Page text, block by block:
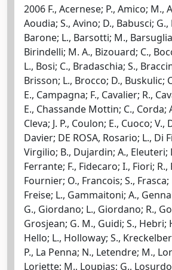
2006 F., Acernese; P., Amico; M.,
Aoudia; S., Avino; D., Babusci; G.,
Barone; L., Barsotti; M.,
Birindelli; M. A., Bizouard; C.,
L., Bosi; C., Bradaschia; S.,
Brisson; L., Brocco; D., Buskulic;
E., Campagna; F., Cavalier; R.,
E., Chassande Mottin; C., Corda;
Cleva; J. P., Coulon; E., Cuoco; V.,
Davier; DE ROSA, Rosario; L., Di
Virgilio; B., Dujardin; A., Eleuteri;
Ferrante; F., Fidecaro; I., Fiori; R.,
Fournier; O., Francois; S., Frasca;
Freise; L., Gammaitoni; A.,
G., Giordano; L., Giordano; R.,
Grosjean; G. M., Guidi; S., Hebri;
Hello; L., Holloway; S.,
P., La Penna; N., Letendre; M.,
Loriette; M., Loupias; G.,